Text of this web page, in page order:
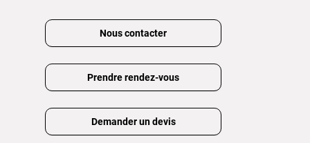
Nous contacter
Prendre rendez-vous
Demander un devis